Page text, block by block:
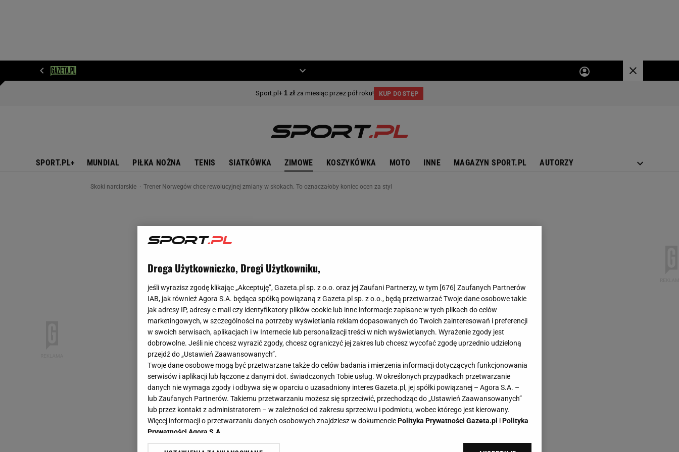
SPORT.PL+ MUNDIAL PIŁKA NOŻNA TENIS SIATKÓWKA ZIMOWE KOSZYKÓWKA MOTO INNE MAGAZYN SPORT.PL AUTORZY
Skoki narciarskie Trener Norwegów chce rewolucyjnej zmiany w skokach. To oznaczałoby koniec ocen za styl
Droga Użytkowniczko, Drogi Użytkowniku,
jeśli wyrazisz zgodę klikając „Akceptuję”, Gazeta.pl sp. z o.o. oraz jej Zaufani Partnerzy, w tym [676] Zaufanych Partnerów
IAB, jak również Agora S.A. będąca spółką powiązaną z Gazeta.pl sp. z o.o., będą przetwarzać Twoje dane osobowe takie
jak adresy IP, adresy e-mail czy identyfikatory plików cookie lub inne informacje zapisane w tych plikach do celów
marketingowych, w szczególności na potrzeby wyświetlania reklam dopasowanych do Twoich zainteresowań i preferencji
w swoich serwisach, aplikacjach i w Internecie lub personalizacji treści w nich wyświetlanych. Wyrażenie zgody jest
dobrowolne. Jeśli nie chcesz wyrazić zgody, chcesz ograniczyć jej zakres lub chcesz wycofać zgodę uprzednio udzieloną
przejdź do „Ustawień Zaawansowanych”.
Twoje dane osobowe mogą być przetwarzane także do celów badania i mierzenia informacji dotyczących funkcjonowania
serwisów i aplikacji lub łączone z danymi dot. świadczonych Tobie usług. W określonych przypadkach przetwarzanie
danych nie wymaga zgody i odbywa się w oparciu o uzasadniony interes Gazeta.pl, jej spółki powiązanej – Agora S.A. –
lub Zaufanych Partnerów. Takiemu przetwarzaniu możesz się sprzeciwić, przechodząc do „Ustawień Zaawansowanych”
lub przez kontakt z administratorem – w zależności od zakresu sprzeciwu i podmiotu, wobec którego jest kierowany.
Więcej informacji o przetwarzaniu danych osobowych znajdziesz w dokumenciePolityka Prywatności Gazeta.pl iPolityka
Prywatności Agora S.A.